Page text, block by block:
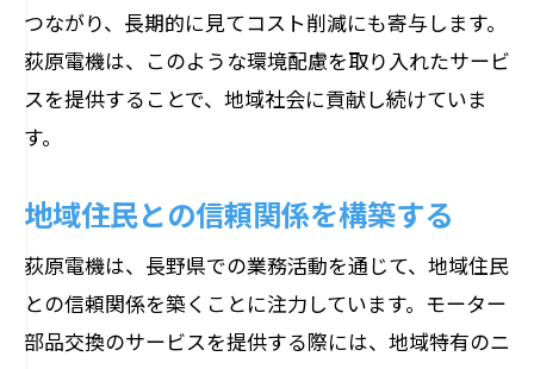
つながり、長期的に見てコスト削減にも寄与します。
荻原電機は、このような環境配慮を取り入れたサービ
スを提供することで、地域社会に貢献し続けていま
す。
地域住民との信頼関係を構築する
荻原電機は、長野県での業務活動を通じて、地域住民
との信頼関係を築くことに注力しています。モーター
部品交換のサービスを提供する際には、地域特有のニ